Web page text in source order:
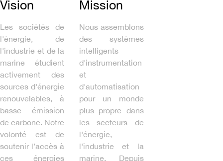
Vision
Les sociétés de
l'énergie, de
l'industrie et de la
marine étudient
activement des
sources d'énergie
renouvelables, à
basse émission
de carbone. ​​​​Notre
volonté est de
soutenir l’accès à
ces énergies
Mission
Nous assemblons
des systèmes
intelligents
d'instrumentation
et
d'automatisation
pour un monde
plus propre dans
les secteurs de
l'énergie,
l'industrie et la
marine. Depuis